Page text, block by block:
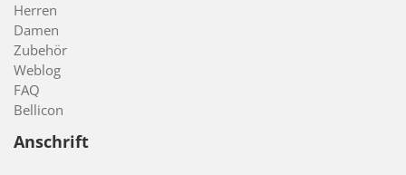
Herren
Damen
Zubehör
Weblog
FAQ
Bellicon
Anschrift